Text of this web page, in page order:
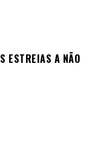
ESTREIAS A NÃO